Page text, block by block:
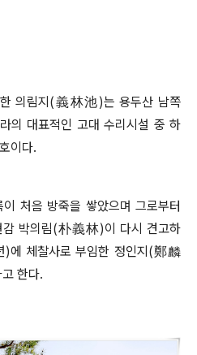
의림지 (義林池)는 용두산 남쪽
의 대표적인 고대 수리시설 중 하
호이다.
처음 방죽을 쌓았으며 그로부터
박의림(朴義林)이 다시 견고하
)에 체찰사로 부임한 정인지 (鄭麟
한다.